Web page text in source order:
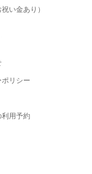
い金あり）
リシー
用予約